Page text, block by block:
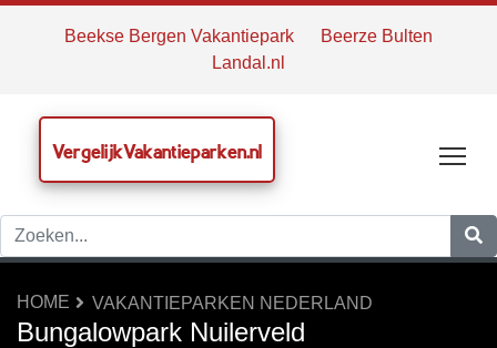
Beekse Bergen Vakantiepark
Beerze Bulten
Landal.nl
VergelijkVakantieparken.nl
HOME VAKANTIEPARKEN NEDERLAND
Bungalowpark Nuilerveld